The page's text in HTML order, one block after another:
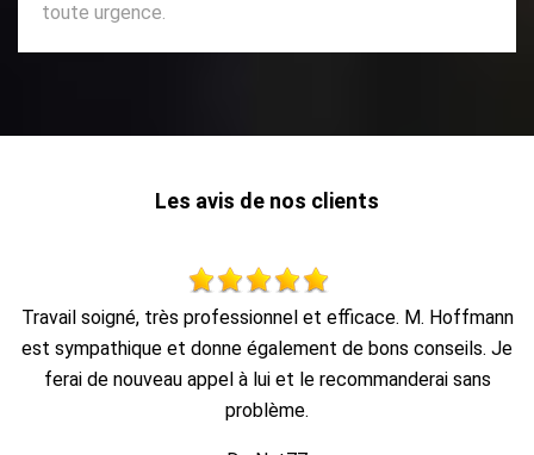
toute urgence.
Les avis de nos clients
Travail propre et rapide, et enlèvement des déchets.
De Seb